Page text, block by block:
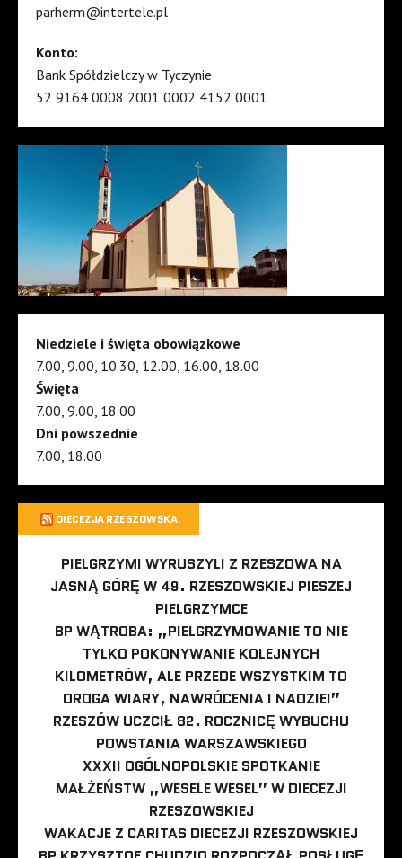
parherm@intertele.pl
Konto:
Bank Spółdzielczy w Tyczynie
52 9164 0008 2001 0002 4152 0001
Niedziele i święta obowiązkowe
7.00, 9.00, 10.30, 12.00, 16.00, 18.00
Święta
7.00, 9.00, 18.00
Dni powszednie
7.00, 18.00
DIECEZJA RZESZOWSKA
PIELGRZYMI WYRUSZYLI Z RZESZOWA NA
JASNĄ GÓRĘ W 49. RZESZOWSKIEJ PIESZEJ
PIELGRZYMCE
BP WĄTROBA: „PIELGRZYMOWANIE TO NIE
TYLKO POKONYWANIE KOLEJNYCH
KILOMETRÓW, ALE PRZEDE WSZYSTKIM TO
DROGA WIARY, NAWRÓCENIA I NADZIEI”
RZESZÓW UCZCIŁ 82. ROCZNICĘ WYBUCHU
POWSTANIA WARSZAWSKIEGO
XXXII OGÓLNOPOLSKIE SPOTKANIE
MAŁŻEŃSTW „WESELE WESEL” W DIECEZJI
RZESZOWSKIEJ
WAKACJE Z CARITAS DIECEZJI RZESZOWSKIEJ